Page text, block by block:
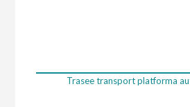
Trasee transport platforma